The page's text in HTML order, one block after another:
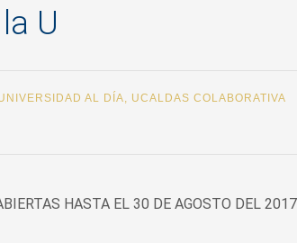
U
AL DÍA, UCALDAS COLABORATIVA
HASTA EL 30 DE AGOSTO DEL 2017